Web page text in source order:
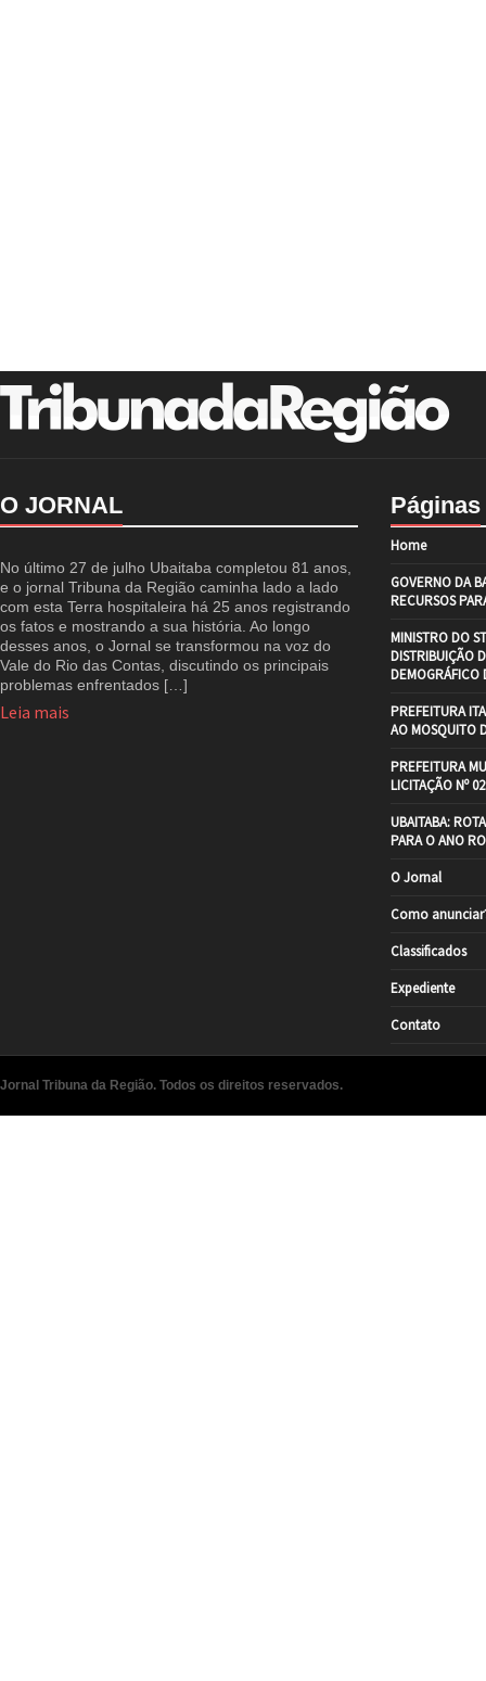
O JORNAL
No último 27 de julho Ubaitaba completou 81 anos,
e o jornal Tribuna da Região caminha lado a lado
com esta Terra hospitaleira há 25 anos registrando
os fatos e mostrando a sua história. Ao longo
desses anos, o Jornal se transformou na voz do
Vale do Rio das Contas, discutindo os principais
problemas enfrentados […]
Leia mais
Páginas
Home
GOVERNO DA
RECURSOS
MINISTRO DO
DISTRIBUIÇÃO
DEMOGRÁFICO
PREFEITURA
AO MOSQUITO
PREFEITURA
LICITAÇÃO Nº
UBAITABA:
PARA O ANO
O Jornal
Como
Classificados
Expediente
Contato
Jornal Tribuna da Região. Todos os direitos reservados.